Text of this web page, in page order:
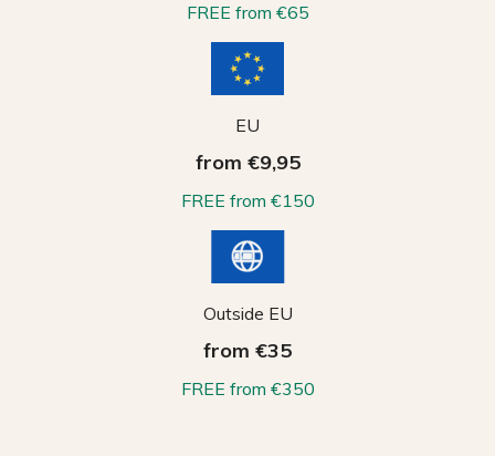
FREE from €65
EU
from €9,95
FREE from €150
Outside EU
from €35
FREE from €350